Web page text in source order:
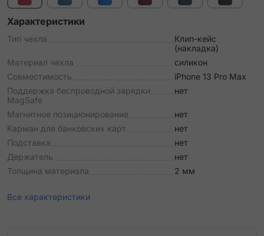
Характеристики
Тип чехла
Клип-кейс
(накладка)
Материал чехла
силикон
Совместимость
iPhone 13 Pro Max
Поддержка беспроводной зарядки
MagSafe
нет
Магнитное позиционирование
нет
Карман для банковских карт
нет
Подставка
нет
Держатель
нет
Толщина материала
2 мм
Все характеристики